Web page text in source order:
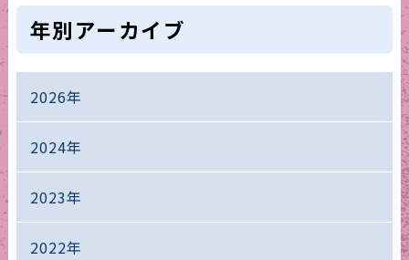
年別アーカイブ
2026年
2024年
2023年
2022年